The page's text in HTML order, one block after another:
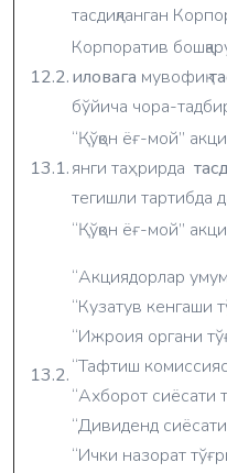
тасдиқланган
12.2.
Корпоратив
иловага мувофиқ
бўйича чора-
13.1.
“Қўқон ёғ-мой”
янги таҳрирда
тегишли тартибда
13.2.
“Қўқон ёғ-мой”
“Акциядорлар
“Кузатув кенгаши
“Ижроия органи
“Тафтиш
“Ахборот сиёсати
“Дивиденд
“Ички назорат